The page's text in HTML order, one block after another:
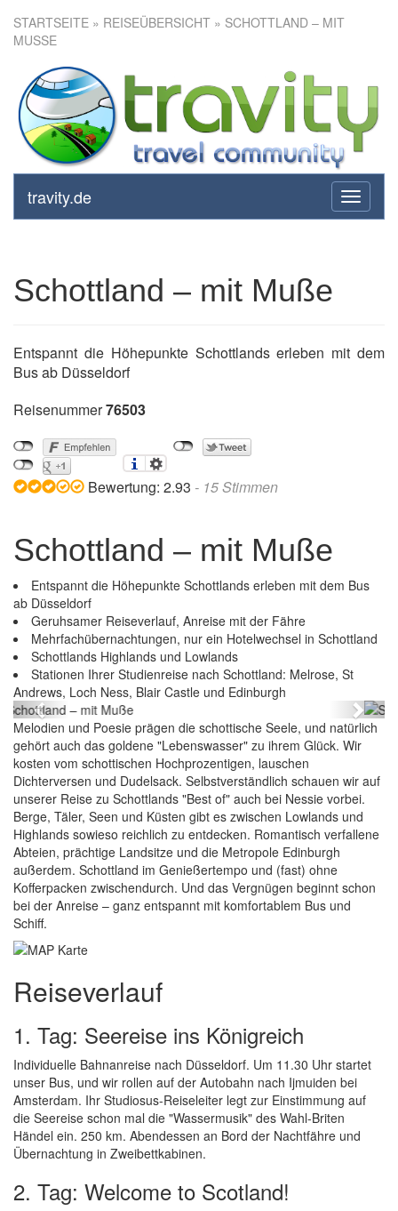
STARTSEITE » REISEÜBERSICHT » SCHOTTLAND – MIT
MUSSE
toggle
travity.de
Schottland – mit Muße
Schottland – mit Muße
Entspannt die Höhepunkte Schottlands erleben mit dem
Bus ab Düsseldorf
Reisenummer76503
Bewertung: 2.93 - 15Stimmen
Schottland – mit Muße
Entspannt die Höhepunkte Schottlands erleben mit dem Bus
ab Düsseldorf
Geruhsamer Reiseverlauf, Anreise mit der Fähre
Mehrfachübernachtungen, nur ein Hotelwechsel in Schottland
Schottlands Highlands und Lowlands
Stationen Ihrer Studienreise nach Schottland: Melrose, St
Andrews, Loch Ness, Blair Castle und Edinburgh
Schottland – mit Muße
Previous Next
Melodien und Poesie prägen die schottische Seele, und natürlich
gehört auch das goldene "Lebenswasser" zu ihrem Glück. Wir
kosten vom schottischen Hochprozentigen, lauschen
Dichterversen und Dudelsack. Selbstverständlich schauen wir auf
unserer Reise zu Schottlands "Best of" auch bei Nessie vorbei.
Berge, Täler, Seen und Küsten gibt es zwischen Lowlands und
Highlands sowieso reichlich zu entdecken. Romantisch verfallene
Abteien, prächtige Landsitze und die Metropole Edinburgh
außerdem. Schottland im Genießertempo und (fast) ohne
Kofferpacken zwischendurch. Und das Vergnügen beginnt schon
bei der Anreise – ganz entspannt mit komfortablem Bus und
Schiff.
Reiseverlauf
1. Tag: Seereise ins Königreich
Individuelle Bahnanreise nach Düsseldorf. Um 11.30 Uhr startet
unser Bus, und wir rollen auf der Autobahn nach Ijmuiden bei
Amsterdam. Ihr Studiosus-Reiseleiter legt zur Einstimmung auf
die Seereise schon mal die "Wassermusik" des Wahl-Briten
Händel ein. 250 km. Abendessen an Bord der Nachtfähre und
Übernachtung in Zweibettkabinen.
2. Tag: Welcome to Scotland!